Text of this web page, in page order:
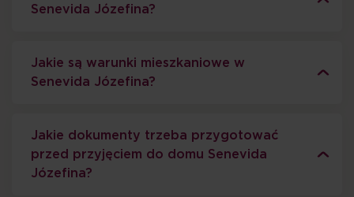
Senevida Józefina?
Jakie są warunki mieszkaniowe w
Senevida Józefina?
Jakie dokumenty trzeba przygotować
przed przyjęciem do domu Senevida
Józefina?